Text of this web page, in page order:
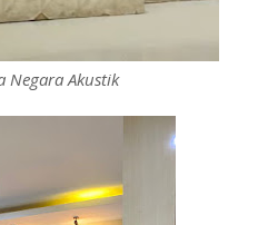
Negara Akustik